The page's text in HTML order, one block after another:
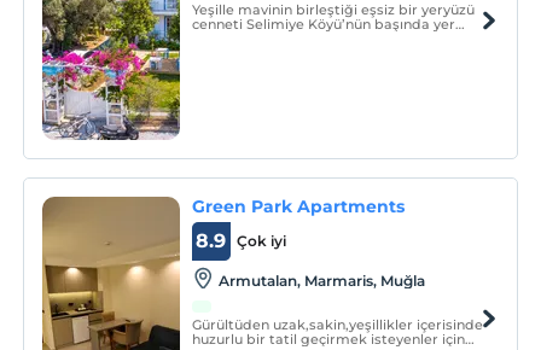
Yeşille mavinin birleştiği eşsiz bir yeryüzü
cenneti Selimiye Köyü’nün başında yer
Green Park Apartments
Çok iyi
8.9
Armutalan, Marmaris, Muğla
Gürültüden uzak,sakin,yeşillikler içerisinde
huzurlu bir tatil geçirmek isteyenler için